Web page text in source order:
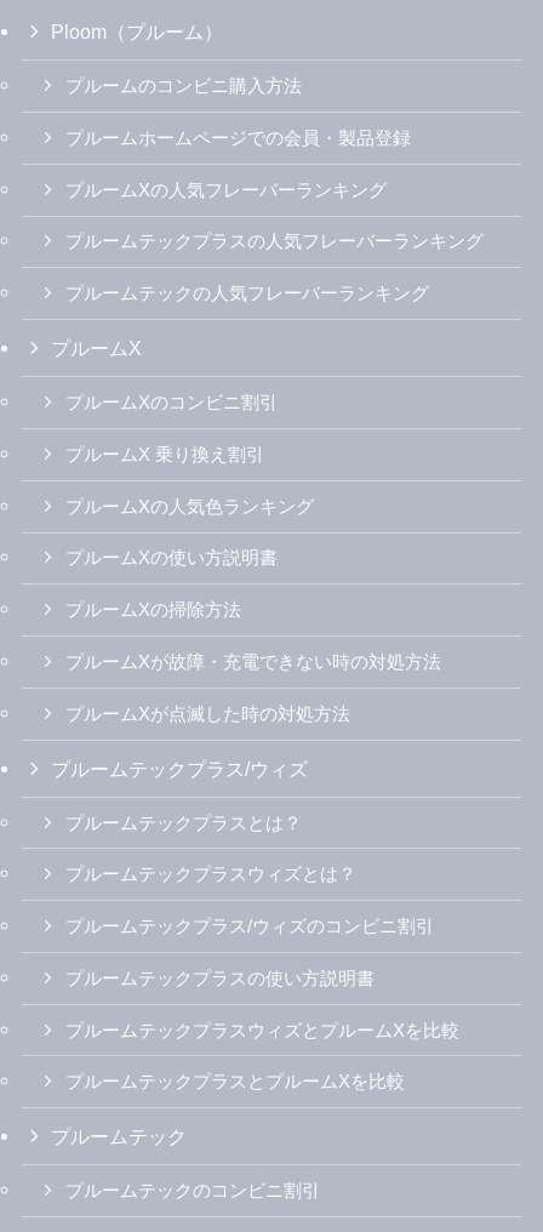
Ploom（プルーム）
プルームのコンビニ購入方法
プルームホームページでの会員・製品登録
プルームXの人気フレーバーランキング
プルームテックプラスの人気フレーバーランキング
プルームテックの人気フレーバーランキング
プルームX
プルームXのコンビニ割引
プルームX 乗り換え割引
プルームXの人気色ランキング
プルームXの使い方説明書
プルームXの掃除方法
プルームXが故障・充電できない時の対処方法
プルームXが点滅した時の対処方法
プルームテックプラス/ウィズ
プルームテックプラスとは？
プルームテックプラスウィズとは？
プルームテックプラス/ウィズのコンビニ割引
プルームテックプラスの使い方説明書
プルームテックプラスウィズとプルームXを比較
プルームテックプラスとプルームXを比較
プルームテック
プルームテックのコンビニ割引